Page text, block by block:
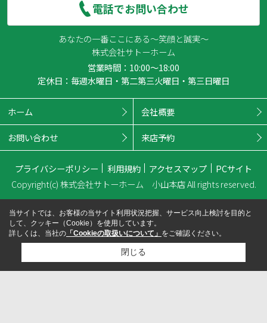
電話でお問い合わせ
あなたの一番ここにある～笑顔と誠実～
株式会社サトーホーム
営業時間：10:00～18:00
定休日：毎週水曜日・第二第三火曜日・第三日曜日
ホーム 会社概要
お問い合わせ 来店予約
プライバシーポリシー 利用規約 アクセスマップ
PCサイト
Copyright(c) 株式会社サトーホーム 小山本店 All rights reserved.
当サイトでは、お客様の当サイト利用状況把握、サービス向上検討を目的と
して、クッキー（Cookie）を使用しています。
詳しくは、当社の 「Cookieの取扱いについて」 をご確認ください。
閉じる